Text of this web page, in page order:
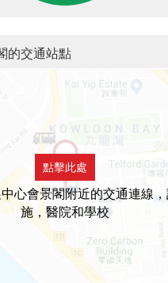
的交通站點
點擊此處
心會景閣附近的交通連線
施，醫院和學校